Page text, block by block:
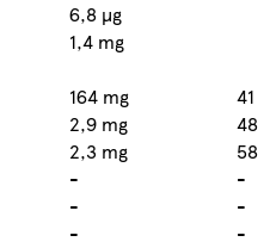
6,8 µg
1,4 mg
164 mg
41
2,9 mg
48
2,3 mg
58
-
-
-
-
-
-